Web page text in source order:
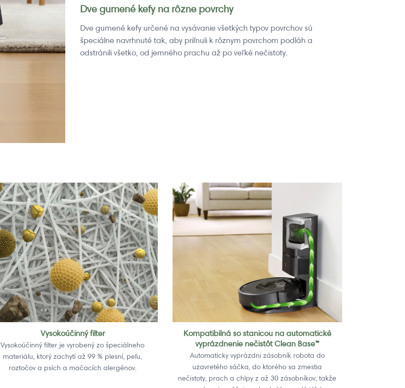
Dve gumené kefy na rôzne povrchy
Dve gumené kefy určené na vysávanie všetkých typov povrchov sú
špeciálne navrhnuté tak, aby priľnuli k rôznym povrchom podláh a
odstránili všetko, od jemného prachu až po veľké nečistoty.
Vysokoúčinný filter
Vysokoúčinný filter je vyrobený zo špeciálneho
materiálu, ktorý zachytí až 99 % plesní, peľu,
roztočov a psích a mačacích alergénov.
Kompatibilná so stanicou na automatické
vyprázdnenie nečistôt Clean Base™
Automaticky vyprázdni zásobník robota do
uzavretého sáčka, do ktorého sa zmestia
nečistoty, prach a chlpy z až 30 zásobníkov, takže